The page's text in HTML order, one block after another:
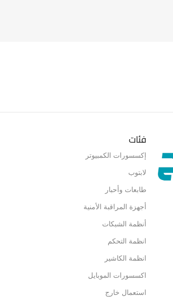
فئات
إكسسورات الكمبيوتر
لابتوب
طابعات وأحبار
أجهزة المراقبة الأمنية
أنظمة الشبكات
انظمة التحكم
انظمة الكاشير
اكسسورات الموبايل
استعمال خارج